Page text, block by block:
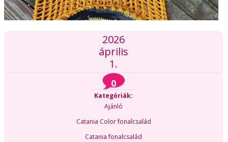
2026
április
1.
0
Kategóriák:
Ajánló
Catania Color fonalcsalád
Catania fonalcsalád